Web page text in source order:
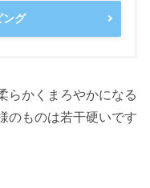
ング
らかくまろやかになる
のものは若干硬いです